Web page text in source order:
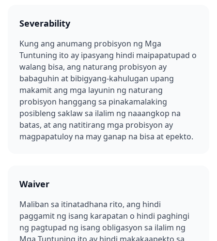
Severability
Kung ang anumang probisyon ng Mga
Tuntuning ito ay ipasyang hindi maipapatupad o
walang bisa, ang naturang probisyon ay
babaguhin at bibigyang-kahulugan upang
makamit ang mga layunin ng naturang
probisyon hanggang sa pinakamalaking
posibleng saklaw sa ilalim ng naaangkop na
batas, at ang natitirang mga probisyon ay
magpapatuloy na may ganap na bisa at epekto.
Waiver
Maliban sa itinatadhana rito, ang hindi
paggamit ng isang karapatan o hindi paghingi
ng pagtupad ng isang obligasyon sa ilalim ng